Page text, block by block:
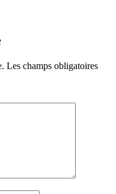
Les champs obligatoires